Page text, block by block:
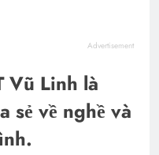
Advertisement
Vũ Linh là
sẻ về nghề và